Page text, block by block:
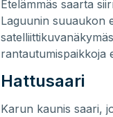
Etelämmäs saarta
Laguunin suuaukon
rantautumispaikkoja
Hattusaari
Karun kaunis saari,